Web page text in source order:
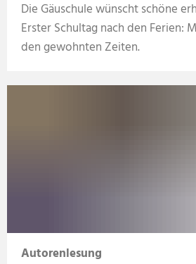
Die Gäuschule wünscht schöne
Erster Schultag nach den Ferien:
den gewohnten Zeiten.
Autorenlesung